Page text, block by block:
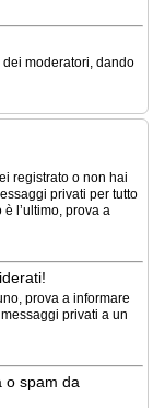
moderatori, dando
registrato o non hai
privati per tutto
l’ultimo, prova a
prova a informare
privati a un
o spam da